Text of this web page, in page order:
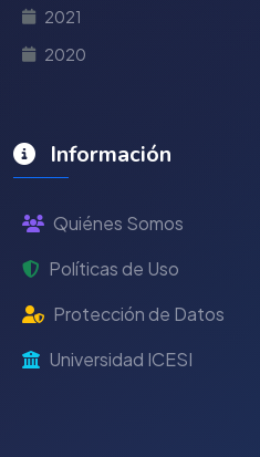
2021
2020
Información
Quiénes Somos
Políticas de Uso
Protección de Datos
Universidad ICESI